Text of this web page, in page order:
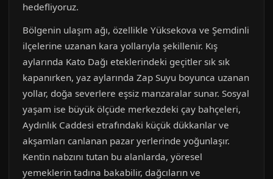
hedefliyoruz.
Bölgenin ulaşım ağı, özellikle Yüksekova ve Şemdinli
ilçelerine uzanan kara yollarıyla şekillenir. Kış
aylarında Kato Dağı eteklerindeki geçitler sık sık
kapanırken, yaz aylarında Zap Suyu boyunca uzanan
yollar, doğa severlere eşsiz manzaralar sunar. Sosyal
yaşam ise büyük ölçüde merkezdeki çay bahçeleri,
Aydınlık Caddesi etrafındaki küçük dükkanlar ve
akşamları canlanan pazar yerlerinde yoğunlaşır.
Kentin nabzını tutan bu alanlarda, yöresel
yemeklerin tadına bakabilir, dağcıların ve